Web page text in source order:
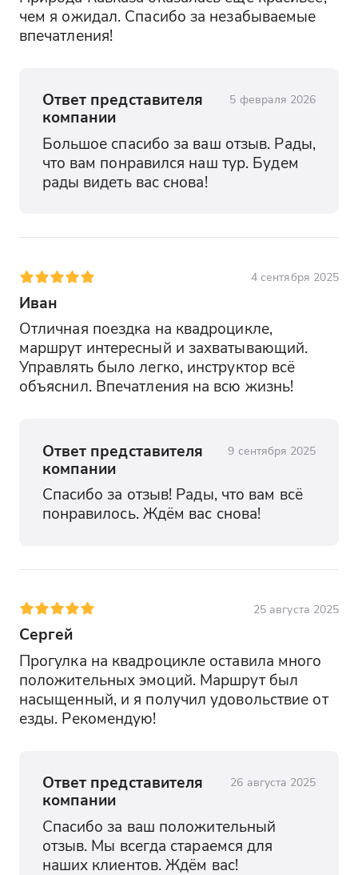
чем я ожидал. Спасибо за незабываемые
впечатления!
Ответ представителя
компании
5 февраля 2026
Большое спасибо за ваш отзыв. Рады,
что вам понравился наш тур. Будем
рады видеть вас снова!
4 сентября 2025
Иван
Отличная поездка на квадроцикле,
маршрут интересный и захватывающий.
Управлять было легко, инструктор всё
объяснил. Впечатления на всю жизнь!
Ответ представителя
компании
9 сентября 2025
Спасибо за отзыв! Рады, что вам всё
понравилось. Ждём вас снова!
25 августа 2025
Сергей
Прогулка на квадроцикле оставила много
положительных эмоций. Маршрут был
насыщенный, и я получил удовольствие от
езды. Рекомендую!
Ответ представителя
компании
26 августа 2025
Спасибо за ваш положительный
отзыв. Мы всегда стараемся для
наших клиентов. Ждём вас!